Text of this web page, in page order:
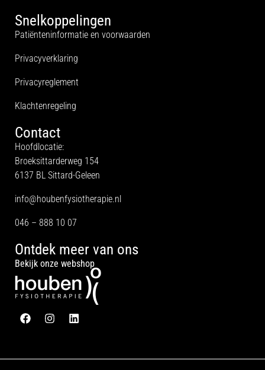
Snelkoppelingen
Patiënteninformatie en voorwaarden
Privacyverklaring
Privacyreglement
Klachtenregeling
Contact
Hoofdlocatie:
Broeksittarderweg 154
6137 BL Sittard-Geleen
info@houbenfysiotherapie.nl
046 – 888 10 07
Ontdek meer van ons
Bekijk onze webshop